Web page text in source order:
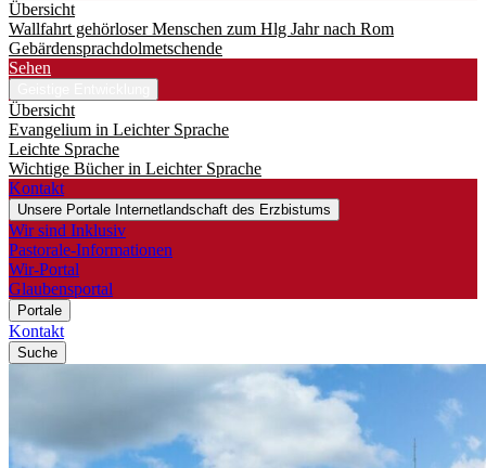
Übersicht
Wallfahrt gehörloser Menschen zum Hlg Jahr nach Rom
Gebärdensprachdolmetschende
Sehen
Übersicht
Evangelium in Leichter Sprache
Leichte Sprache
Wichtige Bücher in Leichter Sprache
Kontakt
Unsere Portale Internetlandschaft des Erzbistums
Wir sind Inklusiv
Pastorale-Informationen
Wir-Portal
Glaubensportal
Portale
Kontakt
Suche